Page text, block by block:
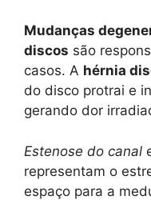
Mudanças
discos são
casos. A hérnia
do disco protrai e
gerando dor
Estenose do canal
representam o
espaço para a